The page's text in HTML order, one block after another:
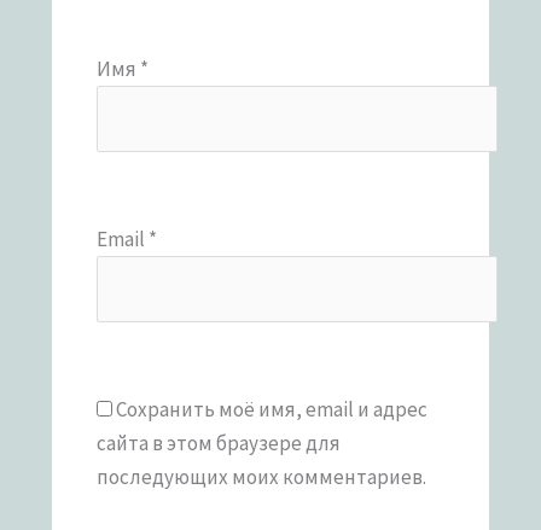
Имя *
Email *
Сохранить моё имя, email и адрес
сайта в этом браузере для
последующих моих комментариев.